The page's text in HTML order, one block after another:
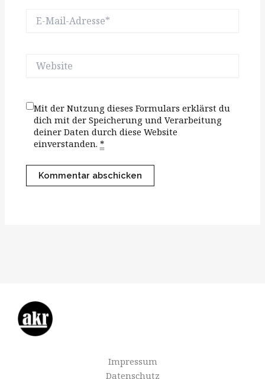
Mail-
Mit der Nutzung dieses Formulars erklärst du
dich mit der Speicherung und Verarbeitung
deiner Daten durch diese Website
einverstanden.*
Impressum
Datenschutz